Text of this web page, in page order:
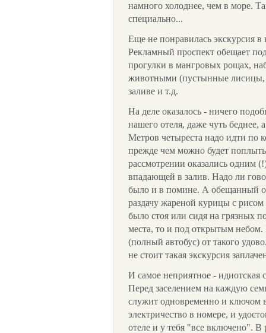
намного холоднее, чем в море.
специально...
Еще не понравилась экскурсия
Рекламный проспект обещает
прогулки в мангровых рощах,
животными (пустынные лисицы,
заливе и т.д.
На деле оказалось - ничего
нашего отеля, даже чуть беднее,
Метров четыреста надо идти по
прежде чем можно будет
рассмотрении оказались одним
впадающей в залив. Надо ли
было и в помине. А обещанный
раздачу жареной курицы с рисом
было стоя или сидя на грязных
места, то и под открытым
(полный автобус) от такого
не стоит такая экскурсия
И самое неприятное - идиотская
Перед заселением на каждую
служит одновременно и ключом
электричество в номере, и
отеле и у тебя "все включено". В